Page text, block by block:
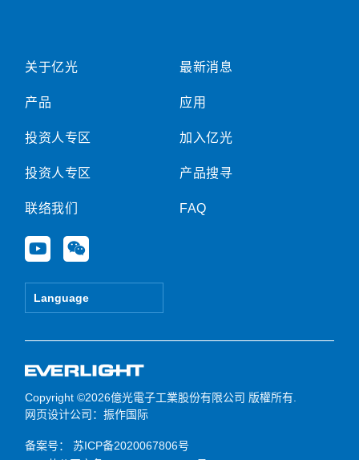
关于亿光
产品
投资人专区
投资人专区
联络我们
Y
o
u
e
W
e
i
Language
最新消息
应用
加入亿光
产品搜寻
FAQ
Copyright ©2026億光電子工業股份有限公司 版權所有.
网页设计公司 ：振作国际
备案号：
苏ICP备2020067806号